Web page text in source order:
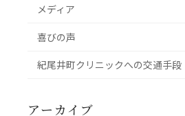
メディア
喜びの声
紀尾井町クリニックへの交通手段
アーカイブ